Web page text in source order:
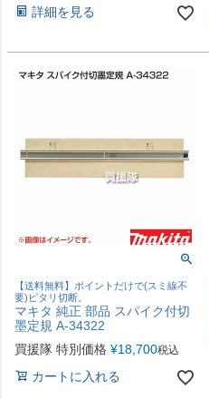
詳細を見る
【送料無料】ポイントだけで(スミ線不
要)ピタリ切断。
マキタ 純正 部品 スパイク付切
墨定規 A-34322
買援隊 特別価格 ¥18,700税込
カートに入れる